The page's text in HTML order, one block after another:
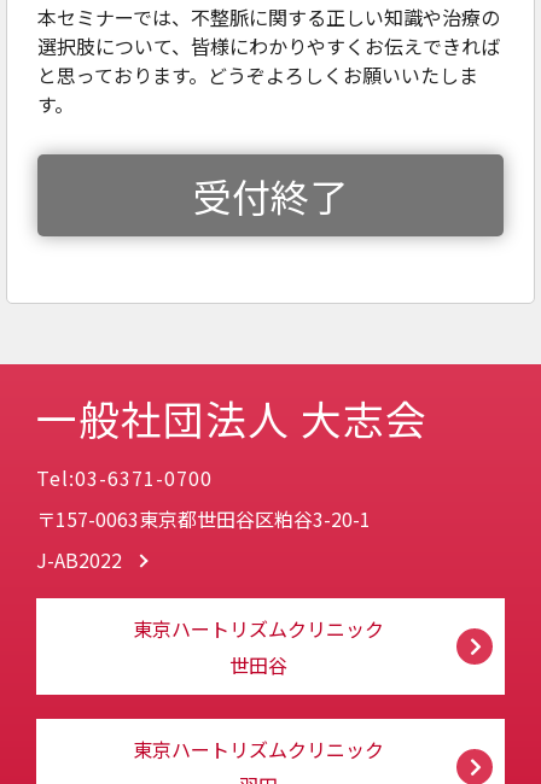
本セミナーでは、不整脈に関する正しい知識や治療の
選択肢について、皆様にわかりやすくお伝えできれば
と思っております。どうぞよろしくお願いいたしま
す。
受付終了
一般社団法人 大志会
Tel:03-6371-0700
〒157-0063東京都世田谷区粕谷3-20-1
J-AB2022
東京ハートリズムクリニック
世田谷
東京ハートリズムクリニック